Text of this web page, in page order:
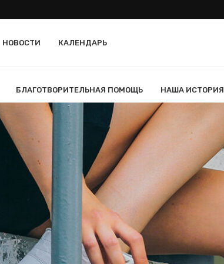
НОВОСТИ КАЛЕНДАРЬ
БЛАГОТВОРИТЕЛЬНАЯ ПОМОЩЬ НАША ИСТОРИЯ